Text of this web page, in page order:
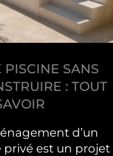
PISCINE SANS
: TOUT
d’un
privé est un projet